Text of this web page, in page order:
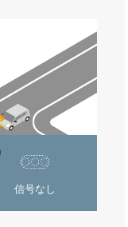
信号なし